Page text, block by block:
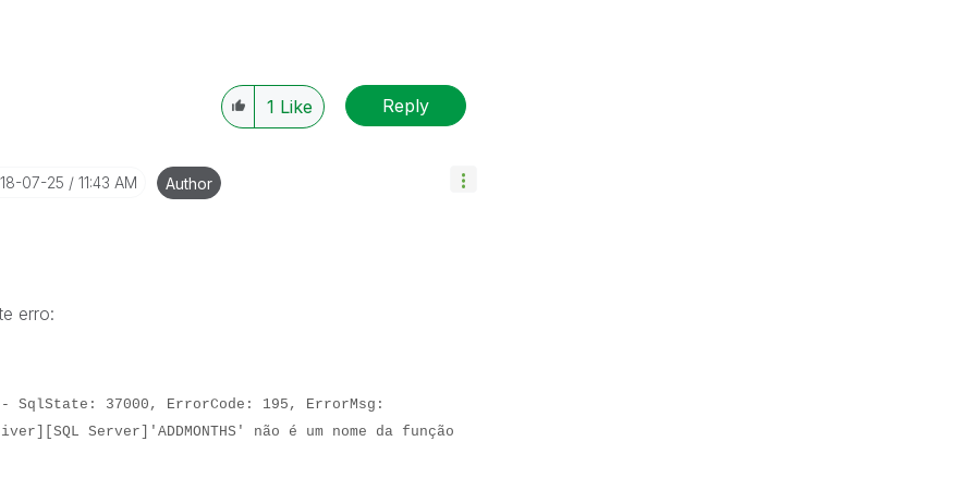
1 Like Reply
07-25 11:43 AM Author
erro:
SqlState: 37000, ErrorCode: 195, ErrorMsg:
Server]'ADDMONTHS' não é um nome da função